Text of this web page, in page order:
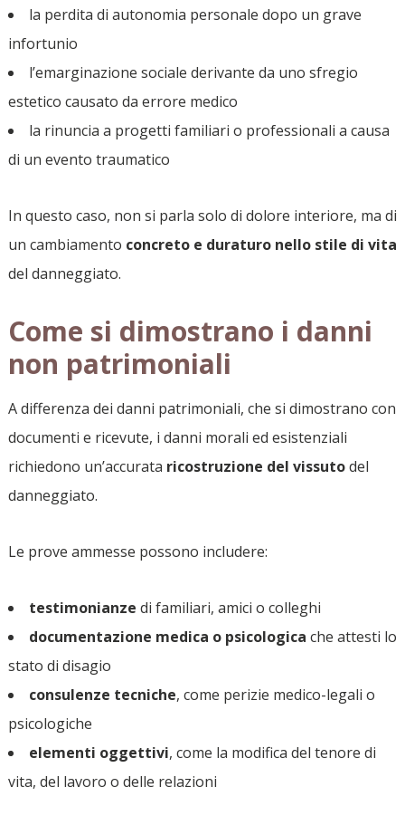
la perdita di autonomia personale dopo un grave
infortunio
l’emarginazione sociale derivante da uno sfregio
estetico causato da errore medico
la rinuncia a progetti familiari o professionali a causa
di un evento traumatico
In questo caso, non si parla solo di dolore interiore, ma di
un cambiamento concreto e duraturo nello stile di vita
del danneggiato.
Come si dimostrano i danni
non patrimoniali
A differenza dei danni patrimoniali, che si dimostrano con
documenti e ricevute, i danni morali ed esistenziali
richiedono un’accurata ricostruzione del vissutodel
danneggiato.
Le prove ammesse possono includere:
testimonianze di familiari, amici o colleghi
documentazione medica o psicologica che attesti lo
stato di disagio
consulenze tecniche, come perizie medico-legali o
psicologiche
elementi oggettivi, come la modifica del tenore di
vita, del lavoro o delle relazioni